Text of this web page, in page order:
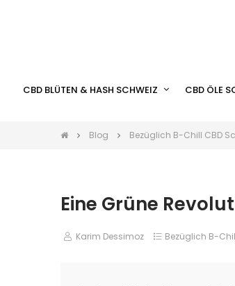
CBD BLÜTEN & HASH SCHWEIZ CBD ÖLE
Blog Bezüglich B-Chill CBD
Eine Grüne
Karim Dessimoz Bezüglich B-